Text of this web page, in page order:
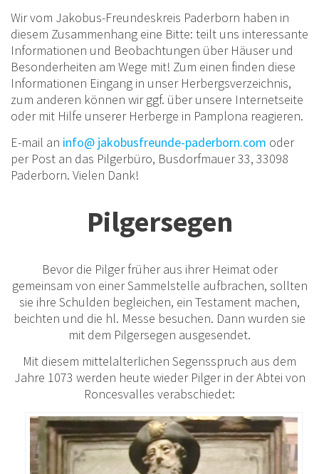
Wir vom Jakobus-Freundeskreis Paderborn haben in
diesem Zusammenhang eine Bitte: teilt uns interessante
Informationen und Beobachtungen über Häuser und
Besonderheiten am Wege mit! Zum einen finden diese
Informationen Eingang in unser Herbergsverzeichnis,
zum anderen können wir ggf. über unsere Internetseite
oder mit Hilfe unserer Herberge in Pamplona reagieren.
E-mail an info@ jakobusfreunde-paderborn.com oder
per Post an das Pilgerbüro, Busdorfmauer 33, 33098
Paderborn. Vielen Dank!
Pilgersegen
Bevor die Pilger früher aus ihrer Heimat oder
gemeinsam von einer Sammelstelle aufbrachen, sollten
sie ihre Schulden begleichen, ein Testament machen,
beichten und die hl. Messe besuchen. Dann wurden sie
mit dem Pilgersegen ausgesendet.
Mit diesem mittelalterlichen Segensspruch aus dem
Jahre 1073 werden heute wieder Pilger in der Abtei von
Roncesvalles verabschiedet: